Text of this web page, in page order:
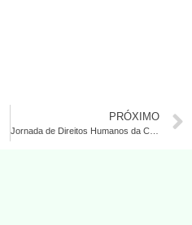
PRÓXIMO
Jornada de Direitos Humanos da Concidadania